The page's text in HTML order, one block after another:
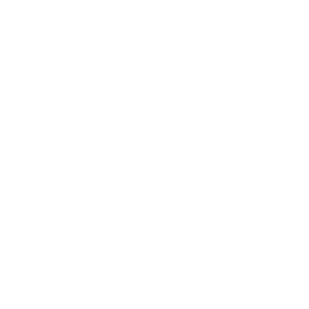
させていただ
き作成されるも
をご了承くださ
です。
ありません。
ず変更すること
1000ppm以下、
下、フタル酸ジブチ
) : 1000ppm、
貨物等」とい
可)を取得する
要な手段を講じ